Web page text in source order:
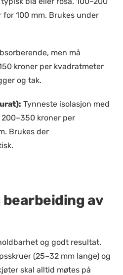
100 mm. Brukes under
men må
kroner per kvadratmeter
og tak.
Tynneste isolasjon med
kroner per
Brukes der
av
og godt resultat.
(25–32 mm lange) og
skal alltid møtes på